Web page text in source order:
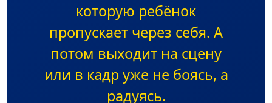
которую ребёнок
пропускает через себя. А
потом выходит на сцену
или в кадр уже не боясь, а
радуясь.